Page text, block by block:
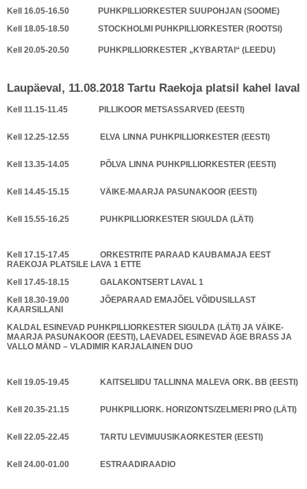
Kell 16.05-16.50 PUHKPILLIORKESTER SUUPOHJAN (SOOME)
Kell 18.05-18.50 STOCKHOLMI PUHKPILLIORKESTER (ROOTSI)
Kell 20.05-20.50 PUHKPILLIORKESTER „KYBARTAI“ (LEEDU)
Laupäeval, 11.08.2018 Tartu Raekoja platsil kahel laval
Kell 11.15-11.45 PILLIKOOR METSASSARVED (EESTI)
Kell 12.25-12.55 ELVA LINNA PUHKPILLIORKESTER (EESTI)
Kell 13.35-14.05 PÕLVA LINNA PUHKPILLIORKESTER (EESTI)
Kell 14.45-15.15 VÄIKE-MAARJA PASUNAKOOR (EESTI)
Kell 15.55-16.25 PUHKPILLIORKESTER SIGULDA (LÄTI)
Kell 17.15-17.45 ORKESTRITE PARAAD KAUBAMAJA EEST
RAEKOJA PLATSILE LAVA 1 ETTE
Kell 17.45-18.15 GALAKONTSERT LAVAL 1
Kell 18.30-19.00 JÕEPARAAD EMAJÕEL VÕIDUSILLAST
KAARSILLANI
KALDAL ESINEVAD PUHKPILLIORKESTER SIGULDA (LÄTI) JA VÄIKE-
MAARJA PASUNAKOOR (EESTI), LAEVADEL ESINEVAD ÄGE BRASS JA
VALLO MÄND – VLADIMIR KARJALAINEN DUO
Kell 19.05-19.45 KAITSELIIDU TALLINNA MALEVA ORK. BB (EESTI)
Kell 20.35-21.15 PUHKPILLIORK. HORIZONTS/ZELMERI PRO (LÄTI)
Kell 22.05-22.45 TARTU LEVIMUUSIKAORKESTER (EESTI)
Kell 24.00-01.00 ESTRAADIRAADIO